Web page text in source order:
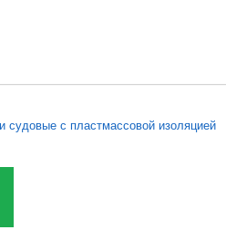
судовые с пластмассовой изоляцией